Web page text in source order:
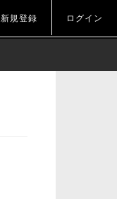
新規登録 ログイン